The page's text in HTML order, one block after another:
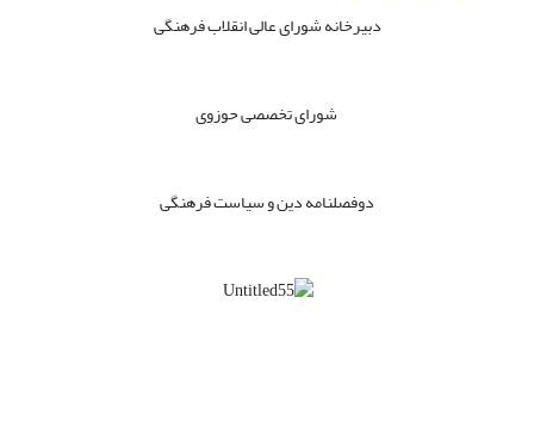
دبیرخانه شورای عالی انقلاب فرهنگی
شورای تخصصی حوزوی
دوفصلنامه دین و سیاست فرهنگی